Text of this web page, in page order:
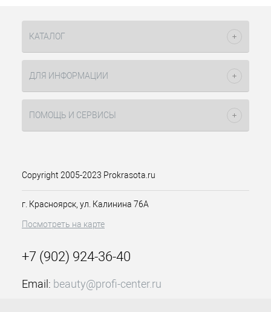
КАТАЛОГ
ДЛЯ ИНФОРМАЦИИ
ПОМОЩЬ И СЕРВИСЫ
Copyright 2005-2023 Prokrasota.ru
г. Красноярск, ул. Калинина 76А
Посмотреть на карте
+7 (902) 924-36-40
Email: beauty@profi-center.ru